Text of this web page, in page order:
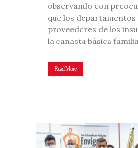
observando con
que los departamentos
proveedores de los
la canasta básica
Read More